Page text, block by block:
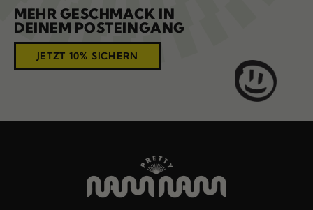
MEHR GESCHMACK IN
DEINEM POSTEINGANG
JETZT 10% SICHERN